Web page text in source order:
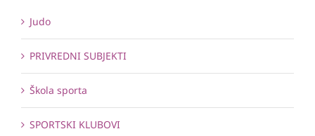
Judo
PRIVREDNI SUBJEKTI
Škola sporta
SPORTSKI KLUBOVI